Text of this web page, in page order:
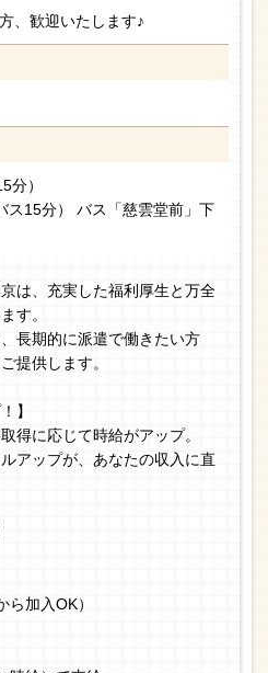
、歓迎いたします♪
分）
ス15分） バス「慈雲堂前」下
は、充実した福利厚生と万全
す。
長期的に派遣で働きたい方
提供します。
】
得に応じて時給がアップ。
アップが、あなたの収入に直
加入OK）